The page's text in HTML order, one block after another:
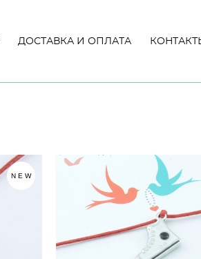
ДОСТАВКА И ОПЛАТА
ДОСТАВКА И ОПЛАТА
NEW